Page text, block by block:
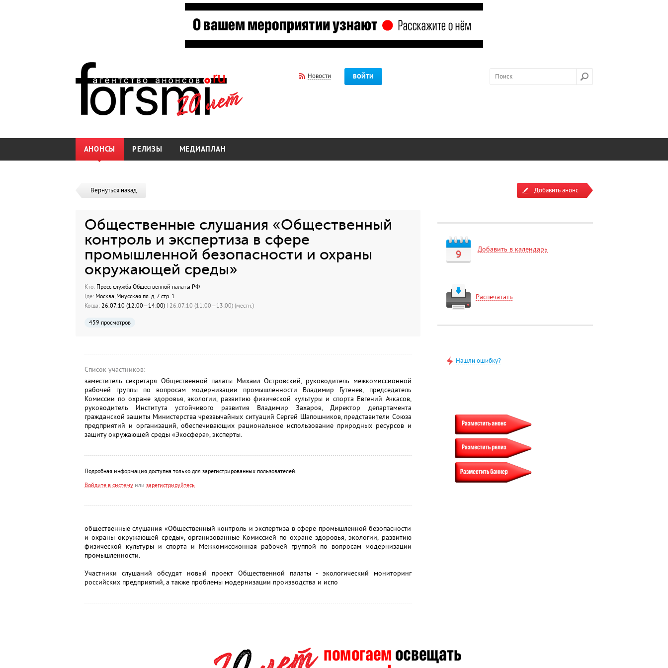
Новости ВОЙТИ
АНОНСЫ РЕЛИЗЫ МЕДИАПЛАН
Вернуться назад
Общественные слушания «Общественный
контроль и экспертиза в сфере
промышленной безопасности и охраны
окружающей среды»
Кто:Пресс-служба Общественной палаты РФ
Где:Москва, Миусская пл. д. 7 стр. 1
Когда:26.07.10 (12:00—14:00) | 26.07.10 (11:00—13:00) (местн.)
459 просмотров
Список участников:
заместитель секретаря Общественной палаты Михаил Островский, руководитель межкомиссионной
рабочей группы по вопросам модернизации промышленности Владимир Гутенев, председатель
Комиссии по охране здоровья, экологии, развитию физической культуры и спорта Евгений Ачкасов,
руководитель Института устойчивого развития Владимир Захаров, Директор департамента
гражданской защиты Министерства чрезвычайных ситуаций Сергей Шапошников, представители Союза
предприятий и организаций, обеспечивающих рациональное использование природных ресурсов и
защиту окружающей среды «Экосфера», эксперты.
Подробная информация доступна только для зарегистрированных пользователей.
Войдите в системуили зарегистрируйтесь
общественные слушания «Общественный контроль и экспертиза в сфере промышленной безопасности
и охраны окружающей среды», организованные Комиссией по охране здоровья, экологии, развитию
физической культуры и спорта и Межкомиссионная рабочей группой по вопросам модернизации
промышленности.
Участники слушаний обсудят новый проект Общественной палаты - экологический мониторинг
российских предприятий, а также проблемы модернизации производства и испо
Добавить анонс
9 Добавить в календарь
Распечатать
Нашли ошибку?